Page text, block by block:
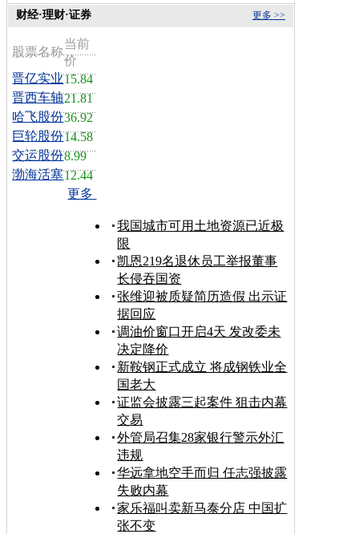
更多 >>
财经·理财·证券
股票名称
当前
价
晋亿实业15.84
晋西车轴21.81
哈飞股份36.92
巨轮股份14.58
交运股份8.99
渤海活塞12.44
更多
我国城市可用土地资源已近极
限
凯恩219名退休员工举报董事
长侵吞国资
张维迎被质疑简历造假 出示证
据回应
调油价窗口开启4天 发改委未
决定降价
新鞍钢正式成立 将成钢铁业全
国老大
证监会披露三起案件 狙击内幕
交易
外管局召集28家银行警示外汇
违规
华远拿地空手而归 任志强披露
失败内幕
家乐福叫卖新马泰分店 中国扩
张不变